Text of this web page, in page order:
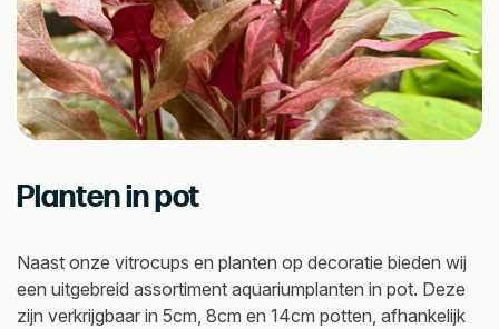
Planten in pot
Naast onze vitrocups en planten op decoratie bieden wij
een uitgebreid assortiment aquariumplanten in pot. Deze
zijn verkrijgbaar in 5cm, 8cm en 14cm potten, afhankelijk